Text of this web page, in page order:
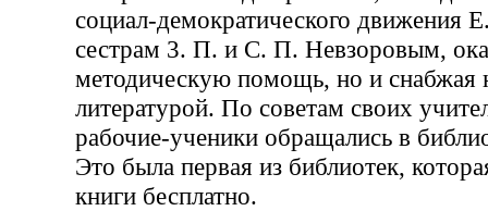
социал-демократического движения
сестрам 3. П. и С. П. Невзоровым,
методическую помощь, но и снабжая
литературой. По советам своих
рабочие-ученики обращались в
Это была первая из библиотек,
книги бесплатно.